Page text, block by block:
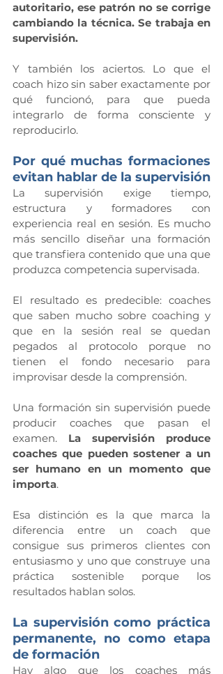
autoritario, ese patrón no se corrige
cambiando la técnica. Se trabaja en
supervisión.
Y también los aciertos. Lo que el
coach hizo sin saber exactamente por
qué funcionó, para que pueda
integrarlo de forma consciente y
reproducirlo.
Por qué muchas formaciones
evitan hablar de la supervisión
La supervisión exige tiempo,
estructura y formadores con
experiencia real en sesión. Es mucho
más sencillo diseñar una formación
que transfiera contenido que una que
produzca competencia supervisada.
El resultado es predecible: coaches
que saben mucho sobre coaching y
que en la sesión real se quedan
pegados al protocolo porque no
tienen el fondo necesario para
improvisar desde la comprensión.
Una formación sin supervisión puede
producir coaches que pasan el
examen. La supervisión produce
coaches que pueden sostener a un
ser humano en un momento que
importa.
Esa distinción es la que marca la
diferencia entre un coach que
consigue sus primeros clientes con
entusiasmo y uno que construye una
práctica sostenible porque los
resultados hablan solos.
La supervisión como práctica
permanente, no como etapa
de formación
Hay algo que los coaches más